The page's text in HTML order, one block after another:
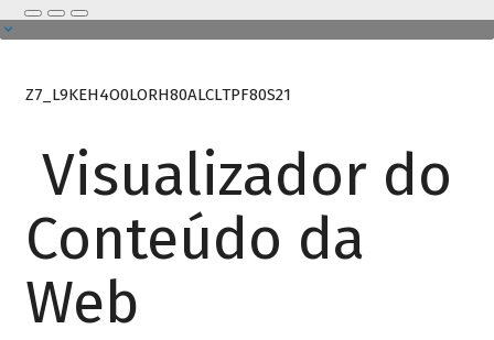
Z7_L9KEH4O0LORH80ALCLTPF80S21
Visualizador do
Conteúdo da
Web